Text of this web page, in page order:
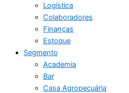
Logística
Colaboradores
Finanças
Estoque
Segmento
Academia
Bar
Casa Agropecuária